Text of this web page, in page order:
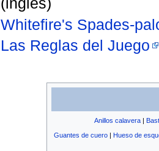
Whitefire's Spades-
Las Reglas del Juego
Anillos calavera
Guantes de cuero |Hueso de